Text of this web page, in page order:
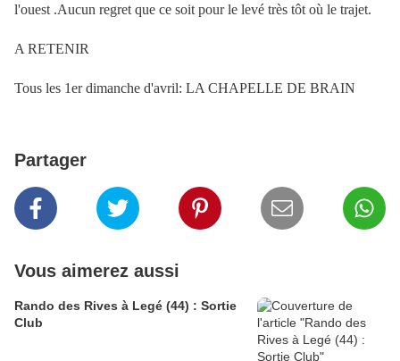
l'ouest .Aucun regret que ce soit pour le levé très tôt où le trajet.
A RETENIR
Tous les 1er dimanche d'avril: LA CHAPELLE DE BRAIN
Partager
Vous aimerez aussi
Rando des Rives à Legé (44) : Sortie
Club